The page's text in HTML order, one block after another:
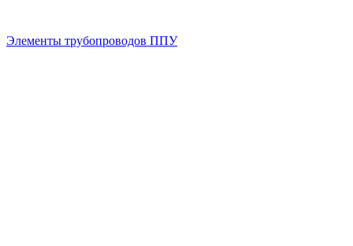
Элементы трубопроводов ППУ